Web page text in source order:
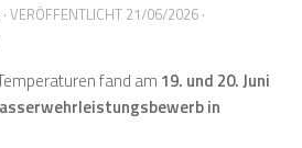
· VERÖFFENTLICHT 21/06/2026 ·
fand am 19. und 20. Juni
in